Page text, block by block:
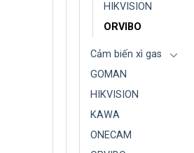
HIKVISION
ORVIBO
Cảm biến xì gas
GOMAN
HIKVISION
KAWA
ONECAM